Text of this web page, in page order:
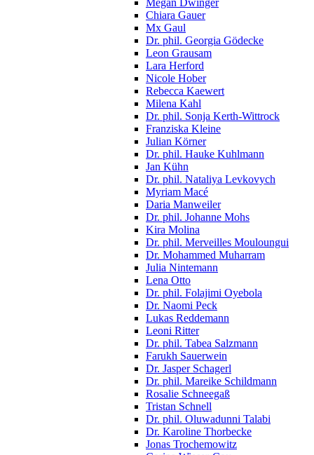
Chiara Gauer
Mx Gaul
Dr. phil. Georgia Gödecke
Leon Grausam
Lara Herford
Nicole Hober
Rebecca Kaewert
Milena Kahl
Dr. phil. Sonja Kerth-Wittrock
Franziska Kleine
Julian Körner
Dr. phil. Hauke Kuhlmann
Jan Kühn
Dr. phil. Nataliya Levkovych
Myriam Macé
Daria Manweiler
Dr. phil. Johanne Mohs
Kira Molina
Dr. phil. Merveilles Mouloungui
Dr. Mohammed Muharram
Julia Nintemann
Lena Otto
Dr. phil. Folajimi Oyebola
Dr. Naomi Peck
Lukas Reddemann
Leoni Ritter
Dr. phil. Tabea Salzmann
Farukh Sauerwein
Dr. Jasper Schagerl
Dr. phil. Mareike Schildmann
Rosalie Schneegaß
Tristan Schnell
Dr. phil. Oluwadunni Talabi
Dr. Karoline Thorbecke
Jonas Trochemowitz